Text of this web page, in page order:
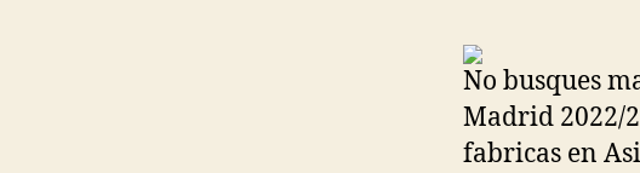
No busques
Madrid 2022/
fabricas en